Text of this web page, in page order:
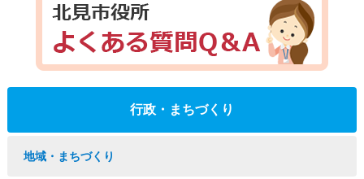
行政・まちづくり
地域・まちづくり